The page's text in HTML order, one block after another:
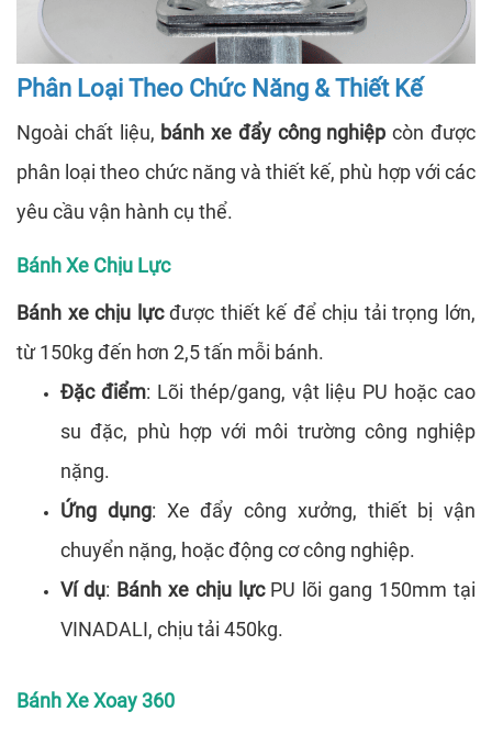
Phân Loại Theo Chức Năng & Thiết Kế
Ngoài chất liệu, bánh xe đẩy công nghiệp còn được
phân loại theo chức năng và thiết kế, phù hợp với các
yêu cầu vận hành cụ thể.
Bánh Xe Chịu Lực
Bánh xe chịu lựcđược thiết kế để chịu tải trọng lớn,
từ 150kg đến hơn 2,5 tấn mỗi bánh.
Đặc điểm: Lõi thép/gang, vật liệu PU hoặc cao
su đặc, phù hợp với môi trường công nghiệp
nặng.
Ứng dụng: Xe đẩy công xưởng, thiết bị vận
chuyển nặng, hoặc động cơ công nghiệp.
Ví dụ: Bánh xe chịu lựcPU lõi gang 150mm tại
VINADALI, chịu tải 450kg.
Bánh Xe Xoay 360